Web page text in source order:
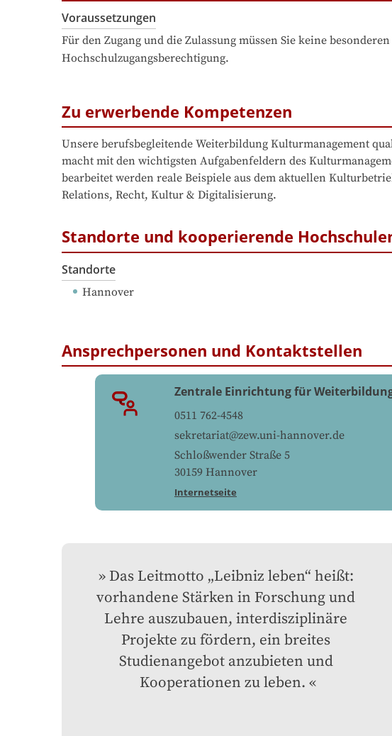
Voraussetzungen
Für den Zugang und die Zulassung müssen Sie keine
Hochschulzugangsberechtigung.
Zu erwerbende Kompetenzen
Unsere berufsbegleitende Weiterbildung Kulturmanagement
macht mit den wichtigsten Aufgabenfeldern des
bearbeitet werden reale Beispiele aus dem aktuellen
Relations, Recht, Kultur & Digitalisierung.
Standorte und kooperierende
Standorte
Hannover
Ansprechpersonen und Kontaktstellen
Zentrale Einrichtung für Weiterbildung
0511 762-4548
sekretariat@zew.uni-hannover.de
Schloßwender Straße 5
30159 Hannover
Internetseite
Das Leitmotto „Leibniz leben“ heißt:
vorhandene Stärken in Forschung und
Lehre auszubauen, interdisziplinäre
Projekte zu fördern, ein breites
Studienangebot anzubieten und
Kooperationen zu leben.